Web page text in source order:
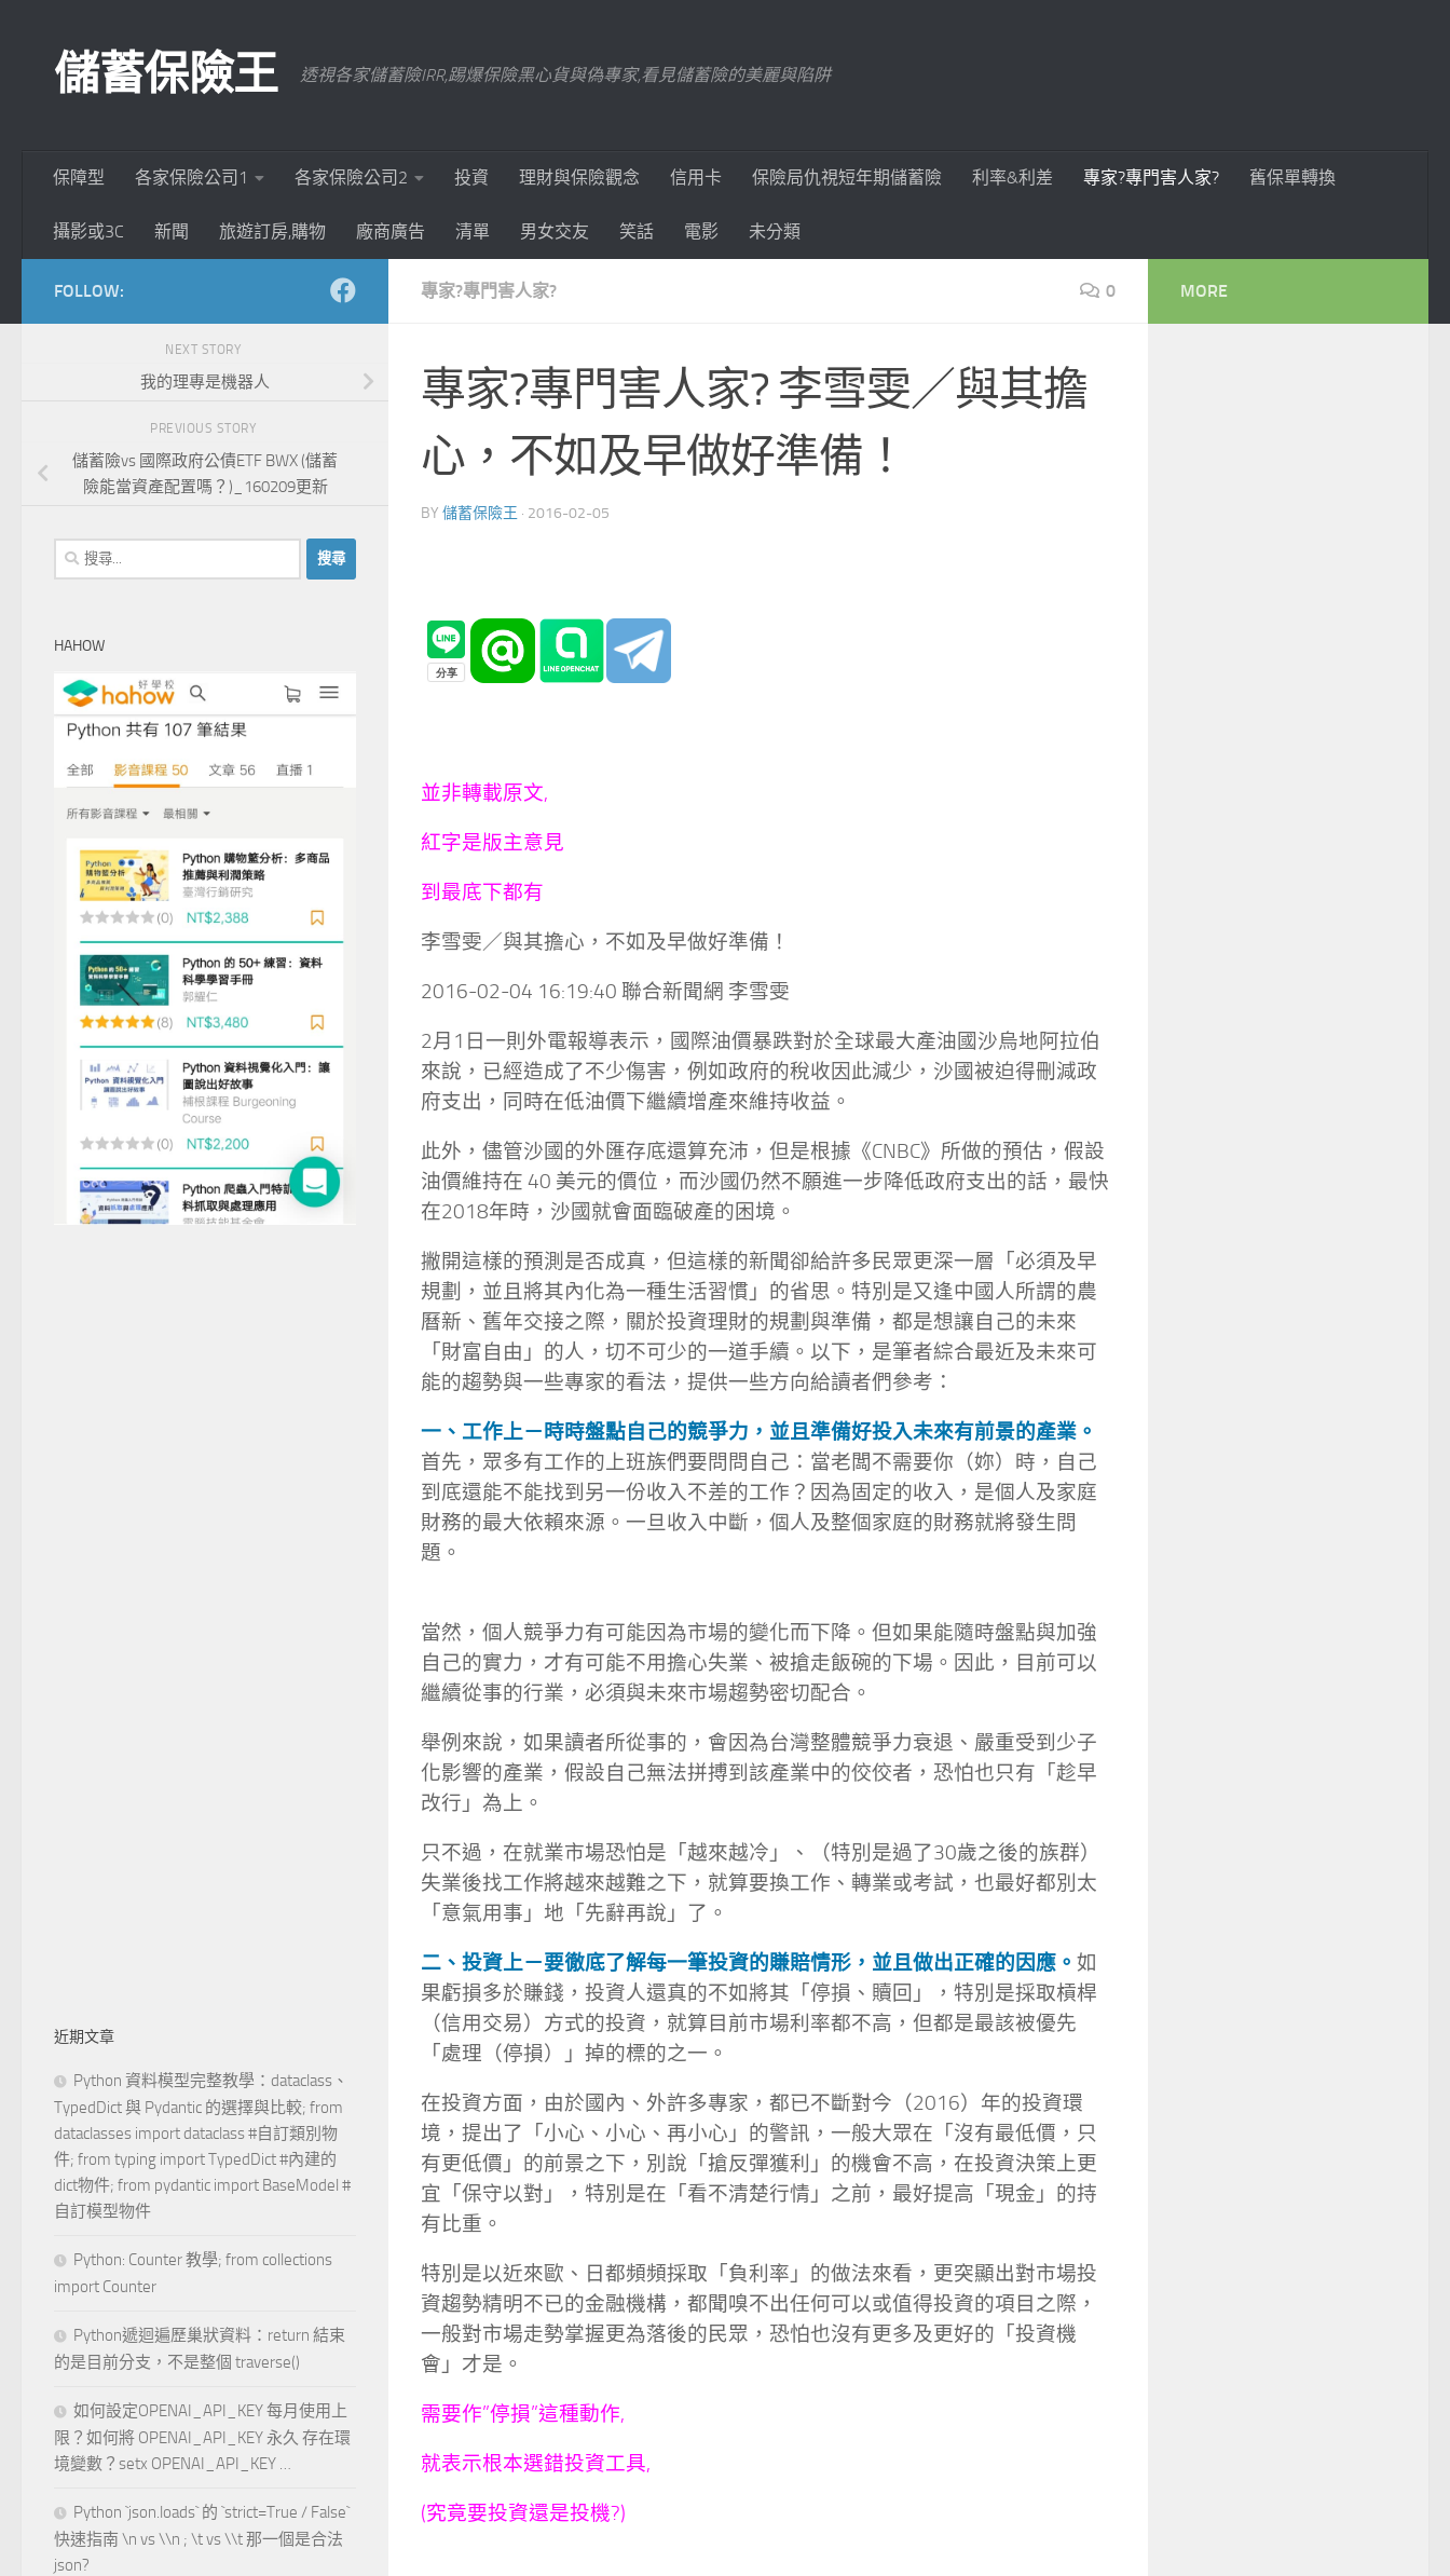
儲蓄保險王 透視各家儲蓄險IRR,踢爆保險黑心貨與偽專家,看見儲蓄險的美麗與陷阱
保障型 各家保險公司1 各家保險公司2 投資 理財與保險觀念 信用卡 保險局仇視短年期儲蓄險 利率&利差 專家?專門害人家? 舊保單轉換
攝影或3C 新聞 旅遊訂房,購物 廠商廣告 清單 男女交友 笑話 電影 未分類
專家?專門害人家? 0
專家?專門害人家? 李雪雯／與其擔
心，不如及早做好準備！
BY 儲蓄保險王 · 2016-02-05
並非轉載原文,
紅字是版主意見
到最底下都有
李雪雯／與其擔心，不如及早做好準備！
2016-02-04 16:19:40 聯合新聞網 李雪雯
2月1日一則外電報導表示，國際油價暴跌對於全球最大產油國沙烏地阿拉伯
來說，已經造成了不少傷害，例如政府的稅收因此減少，沙國被迫得刪減政
府支出，同時在低油價下繼續增產來維持收益。
此外，儘管沙國的外匯存底還算充沛，但是根據《CNBC》所做的預估，假設
油價維持在 40 美元的價位，而沙國仍然不願進一步降低政府支出的話，最快
在2018年時，沙國就會面臨破產的困境。
撇開這樣的預測是否成真，但這樣的新聞卻給許多民眾更深一層「必須及早
規劃，並且將其內化為一種生活習慣」的省思。特別是又逢中國人所謂的農
曆新、舊年交接之際，關於投資理財的規劃與準備，都是想讓自己的未來
「財富自由」的人，切不可少的一道手續。以下，是筆者綜合最近及未來可
能的趨勢與一些專家的看法，提供一些方向給讀者們參考：
一、工作上－時時盤點自己的競爭力，並且準備好投入未來有前景的產業。
首先，眾多有工作的上班族們要問問自己：當老闆不需要你（妳）時，自己
到底還能不能找到另一份收入不差的工作？因為固定的收入，是個人及家庭
財務的最大依賴來源。一旦收入中斷，個人及整個家庭的財務就將發生問
題。
當然，個人競爭力有可能因為市場的變化而下降。但如果能隨時盤點與加強
自己的實力，才有可能不用擔心失業、被搶走飯碗的下場。因此，目前可以
繼續從事的行業，必須與未來市場趨勢密切配合。
舉例來說，如果讀者所從事的，會因為台灣整體競爭力衰退、嚴重受到少子
化影響的產業，假設自己無法拼搏到該產業中的佼佼者，恐怕也只有「趁早
改行」為上。
只不過，在就業市場恐怕是「越來越冷」、（特別是過了30歲之後的族群）
失業後找工作將越來越難之下，就算要換工作、轉業或考試，也最好都別太
「意氣用事」地「先辭再說」了。
二、投資上－要徹底了解每一筆投資的賺賠情形，並且做出正確的因應。 如
果虧損多於賺錢，投資人還真的不如將其「停損、贖回」，特別是採取槓桿
（信用交易）方式的投資，就算目前市場利率都不高，但都是最該被優先
「處理（停損）」掉的標的之一。
在投資方面，由於國內、外許多專家，都已不斷對今（2016）年的投資環
境，提出了「小心、小心、再小心」的警訊，一般大眾在「沒有最低價，只
有更低價」的前景之下，別說「搶反彈獲利」的機會不高，在投資決策上更
宜「保守以對」，特別是在「看不清楚行情」之前，最好提高「現金」的持
有比重。
特別是以近來歐、日都頻頻採取「負利率」的做法來看，更突顯出對市場投
資趨勢精明不已的金融機構，都聞嗅不出任何可以或值得投資的項目之際，
一般對市場走勢掌握更為落後的民眾，恐怕也沒有更多及更好的「投資機
會」才是。
需要作”停損”這種動作,
就表示根本選錯投資工具,
(究竟要投資還是投機?)
FOLLOW:
NEXT STORY
我的理專是機器人
PREVIOUS STORY
儲蓄險vs 國際政府公債ETF BWX (儲蓄
險能當資產配置嗎？)_160209更新
搜
尋
字:
HAHOW
近期文章
Python 資料模型完整教學：dataclass、
TypedDict 與 Pydantic 的選擇與比較; from
dataclasses import dataclass #自訂類別物
件; from typing import TypedDict #內建的
dict物件; from pydantic import BaseModel #
自訂模型物件
Python: Counter 教學; from collections
import Counter
Python遞迴遍歷巢狀資料：return 結束
的是目前分支，不是整個 traverse()
如何設定OPENAI_API_KEY 每月使用上
限？如何將 OPENAI_API_KEY 永久 存在環
境變數？setx OPENAI_API_KEY …
Python `json.loads` 的 `strict=True / False`
快速指南 \n vs \\n ; \t vs \\t 那一個是合法
json?
MORE